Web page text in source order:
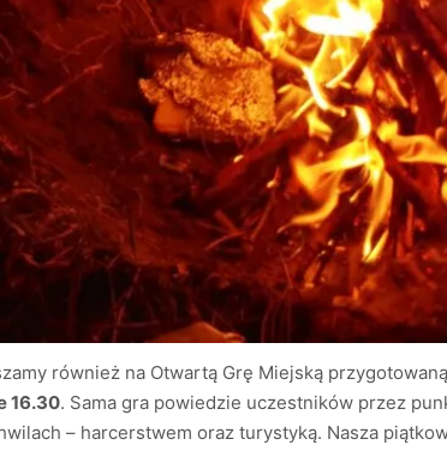
również na Otwartą Grę Miejską
16.30. Sama gra powiedzie uczestników przez
– harcerstwem oraz turystyką. Nasza